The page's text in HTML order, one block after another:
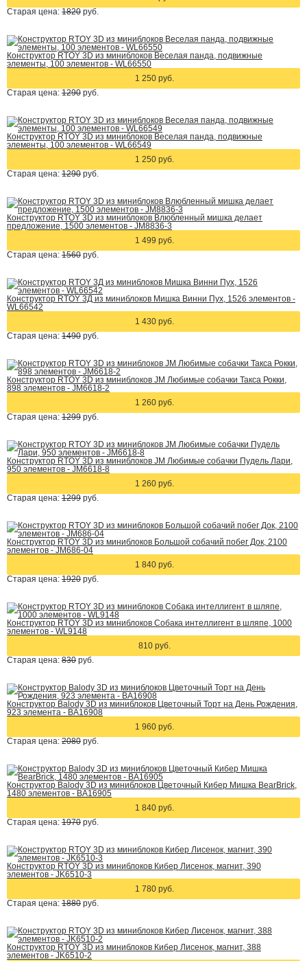
Старая цена: 1820 руб.
Конструктор RTOY 3D из миниблоков Веселая панда, подвижные
элементы, 100 элементов - WL66550
1 250 руб.
Старая цена: 1290 руб.
Конструктор RTOY 3D из миниблоков Веселая панда, подвижные
элементы, 100 элементов - WL66549
1 250 руб.
Старая цена: 1290 руб.
Конструктор RTOY 3D из миниблоков Влюбленный мишка делает
предложение, 1500 элементов - JM8836-3
1 499 руб.
Старая цена: 1560 руб.
Конструктор RTOY 3Д из миниблоков Мишка Винни Пух, 1526 элементов -
WL66542
1 430 руб.
Старая цена: 1490 руб.
Конструктор RTOY 3D из миниблоков JM Любимые собачки Такса Рокки,
898 элементов - JM6618-2
1 260 руб.
Старая цена: 1299 руб.
Конструктор RTOY 3D из миниблоков JM Любимые собачки Пудель Лари,
950 элементов - JM6618-8
1 260 руб.
Старая цена: 1299 руб.
Конструктор RTOY 3D из миниблоков Большой собачий побег Док, 2100
элементов - JM686-04
1 840 руб.
Старая цена: 1920 руб.
Конструктор RTOY 3D из миниблоков Собака интеллигент в шляпе, 1000
элементов - WL9148
810 руб.
Старая цена: 830 руб.
Конструктор Balody 3D из миниблоков Цветочный Торт на День Рождения,
923 элемента - BA16908
1 960 руб.
Старая цена: 2080 руб.
Конструктор Balody 3D из миниблоков Цветочный Кибер Мишка BearBrick,
1480 элементов - BA16905
1 840 руб.
Старая цена: 1970 руб.
Конструктор RTOY 3D из миниблоков Кибер Лисенок, магнит, 390
элементов - JK6510-3
1 780 руб.
Старая цена: 1880 руб.
Конструктор RTOY 3D из миниблоков Кибер Лисенок, магнит, 388
элементов - JK6510-2